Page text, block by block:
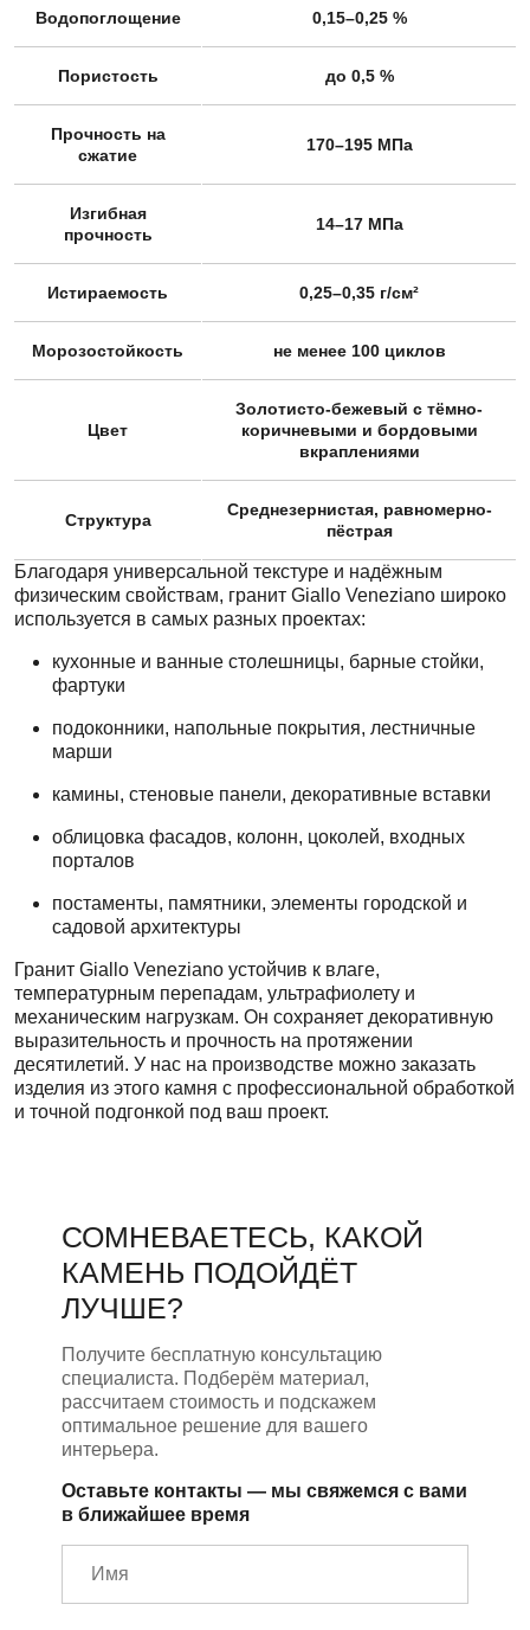
Водопоглощение 0,15–0,25 %
Пористость до 0,5 %
Прочность на
сжатие
170–195 МПа
Изгибная
прочность
14–17 МПа
Истираемость 0,25–0,35 г/см²
Морозостойкость не менее 100 циклов
Цвет
Золотисто-бежевый с тёмно-
коричневыми и бордовыми
вкраплениями
Структура
Среднезернистая, равномерно-
пёстрая
Благодаря универсальной текстуре и надёжным
физическим свойствам, гранит Giallo Veneziano широко
используется в самых разных проектах:
кухонные и ванные столешницы, барные стойки,
фартуки
подоконники, напольные покрытия, лестничные
марши
камины, стеновые панели, декоративные вставки
облицовка фасадов, колонн, цоколей, входных
порталов
постаменты, памятники, элементы городской и
садовой архитектуры
Гранит Giallo Veneziano устойчив к влаге,
температурным перепадам, ультрафиолету и
механическим нагрузкам. Он сохраняет декоративную
выразительность и прочность на протяжении
десятилетий. У нас на производстве можно заказать
изделия из этого камня с профессиональной обработкой
и точной подгонкой под ваш проект.
СОМНЕВАЕТЕСЬ, КАКОЙ
КАМЕНЬ ПОДОЙДЁТ
ЛУЧШЕ?
Получите бесплатную консультацию
специалиста. Подберём материал,
рассчитаем стоимость и подскажем
оптимальное решение для вашего
интерьера.
Оставьте контакты — мы свяжемся с вами
в ближайшее время